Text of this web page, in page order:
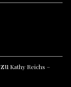
zu Kathy Reichs –